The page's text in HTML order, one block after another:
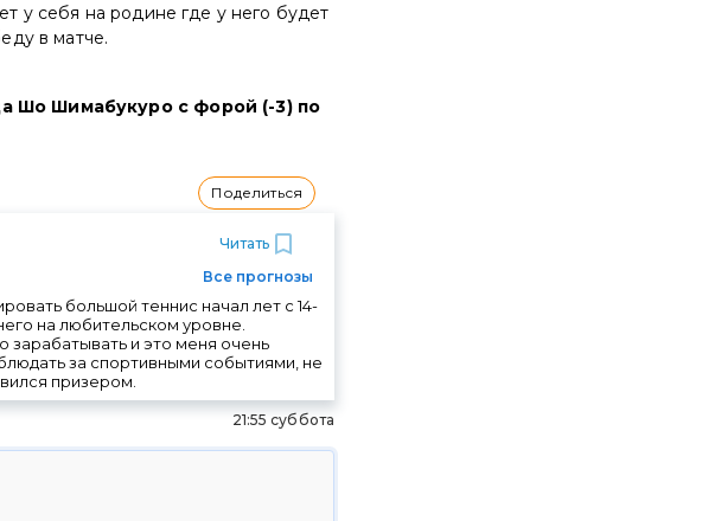
у себя на родине где у него будет
в матче.
Шо Шимабукуро с форой (-3) по
Поделиться
Читать
Все прогнозы
большой теннис начал лет с 14-
на любительском уровне.
зарабатывать и это меня очень
за спортивными событиями, не
призером.
21:55 суббота